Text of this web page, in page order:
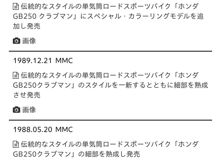
伝統的なスタイルの単気筒ロードスポーツバイク「ホンダ
GB250 クラブマン」にスペシャル・カラーリングモデルを追
加し発売
画像
1989.12.21 MMC
伝統的なスタイルの単気筒ロードスポーツバイク「ホンダ
GB250クラブマン」のスタイルを一新するとともに細部を熟成
させ発売
画像
1988.05.20 MMC
伝統的なスタイルの単気筒ロードスポーツバイク「ホンダ
GB250クラブマン」の細部を熟成し発売